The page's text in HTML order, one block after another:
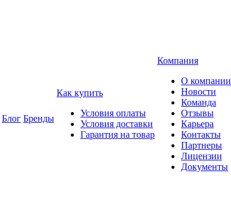
Блог Бренды
Как купить
Условия оплаты
Условия доставки
Гарантия на товар
Компания
О компании
Новости
Команда
Отзывы
Карьера
Контакты
Партнеры
Лицензии
Документы